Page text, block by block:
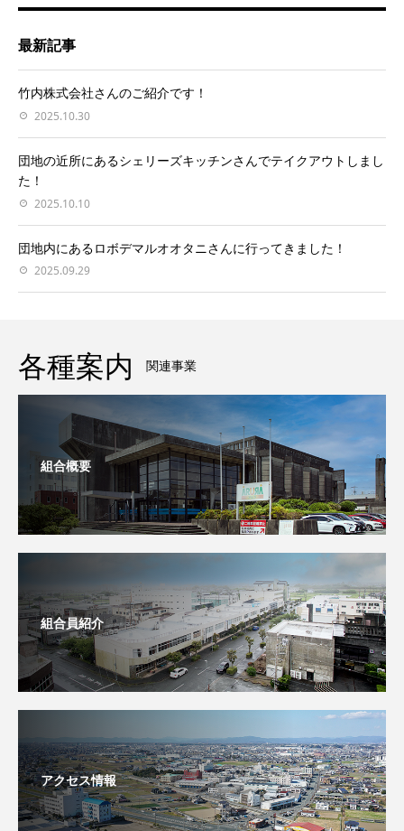
最新記事
竹内株式会社さんのご紹介です！
2025.10.30
団地の近所にあるシェリーズキッチンさんでテイクアウトしまし
た！
2025.10.10
団地内にあるロボデマルオオタニさんに行ってきました！
2025.09.29
各種案内 関連事業
組合概要
組合員紹介
アクセス情報